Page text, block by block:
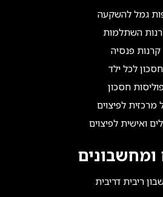
גמל להשקעה
השתלמות
קרנות פנסיה
חסכון לכל ילד
חסכון
מרכזית לפיצוים
ואישית לפיצוים
ומחשבונים
ריבית דריבית